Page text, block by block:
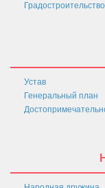
Устав
Генеральный план